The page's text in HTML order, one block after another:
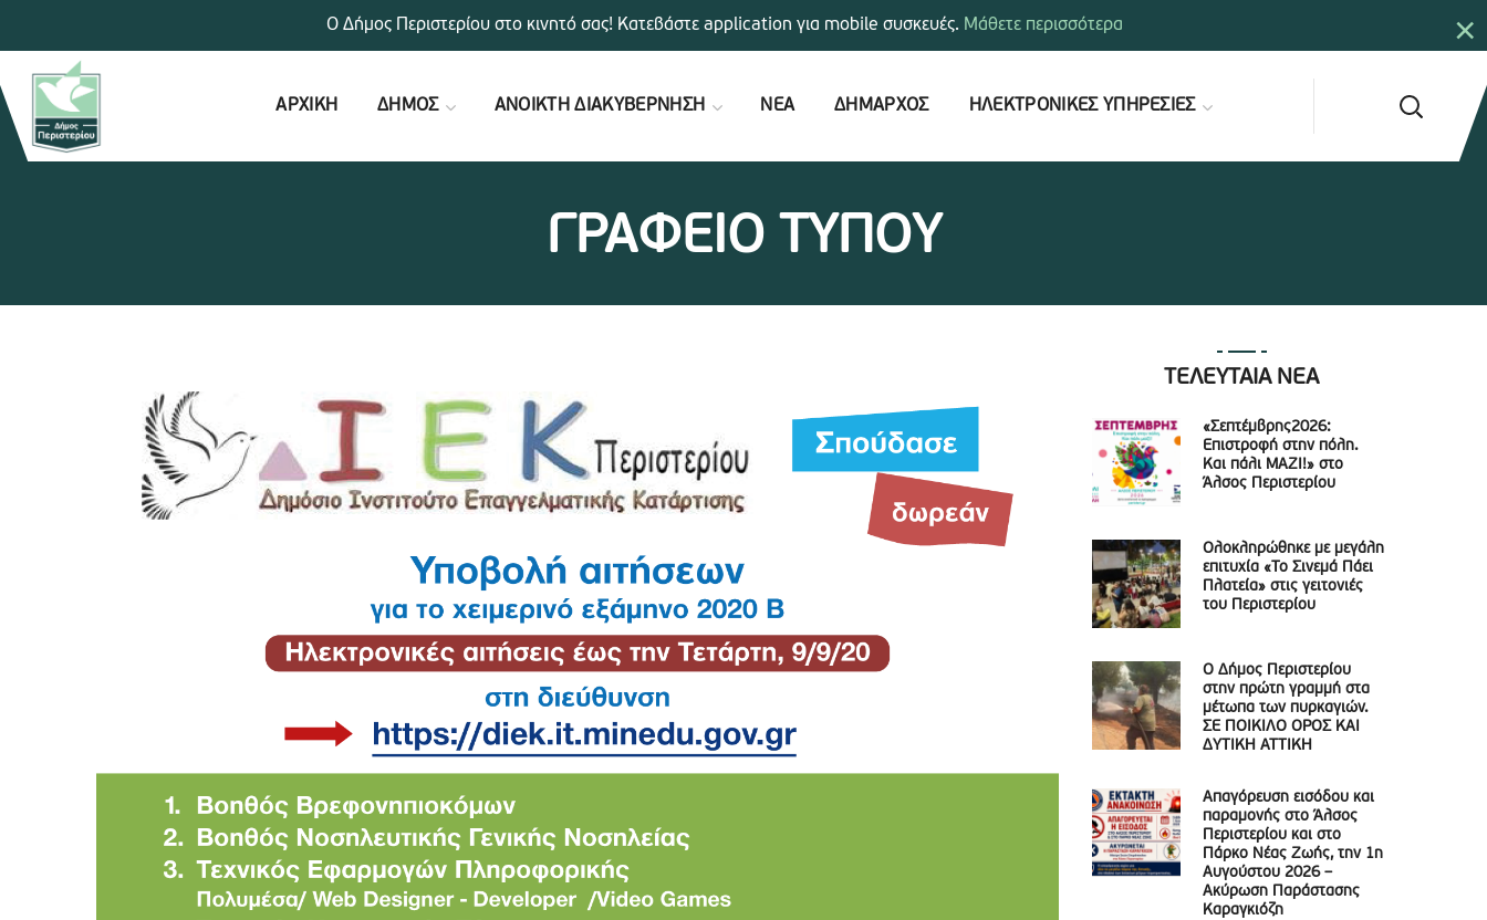
ΑΡΧΙΚΗ ΔΗΜΟΣ ΑΝΟΙΚΤΗ ΔΙΑΚΥΒΕΡΝΗΣΗ ΝΕΑ ΔΗΜΑΡΧΟΣ ΗΛΕΚΤΡΟΝΙΚΕΣ ΥΠΗΡΕΣΙΕΣ
ΓΡΑΦΕΙΟ ΤΥΠΟΥ
ΤΕΛΕΥΤΑΙΑ ΝΕΑ
«Σεπτέμβρης2026:
Επιστροφή στην πόλη.
Και πάλι ΜΑΖΙ!» στο
Άλσος Περιστερίου
Ολοκληρώθηκε με μεγάλη
επιτυχία «Το Σινεμά Πάει
Πλατεία» στις γειτονιές
του Περιστερίου
Ο Δήμος Περιστερίου
στην πρώτη γραμμή στα
μέτωπα των πυρκαγιών.
ΣΕ ΠΟΙΚΙΛΟ ΟΡΟΣ ΚΑΙ
ΔΥΤΙΚΗ ΑΤΤΙΚΗ
Απαγόρευση εισόδου και
παραμονής στο Άλσος
Περιστερίου και στο
Πάρκο Νέας Ζωής, την 1η
Αυγούστου 2026 –
Ακύρωση Παράστασης
Καραγκιόζη
×
Ο Δήμος Περιστερίου στο κινητό σας! Κατεβάστε application για mobile συσκευές. Μάθετε περισσότερα